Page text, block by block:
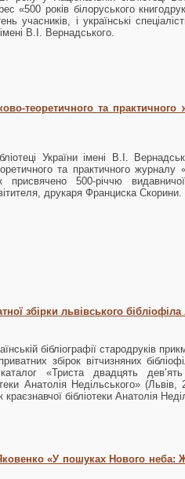
«500 років білоруського
учасників, і українські
В.І. Вернадського.
теоретичного та практичного
України імені В.І.
та практичного журналу
500-річчю
друкаря Франциска Скорини.
збірки львівського
бібліографії стародруків
збірок вітчизняних
«Триста двадцять дев’ять
Анатолія Недільського»
бібліотеки Анатолія
«У пошуках Нового неба: